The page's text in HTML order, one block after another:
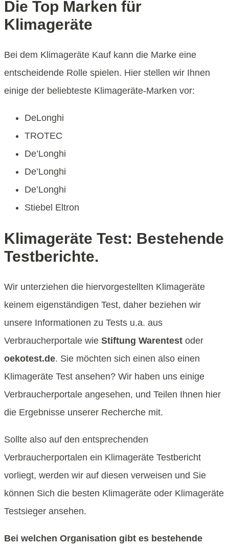
Die Top Marken für
Klimageräte
Bei dem Klimageräte Kauf kann die Marke eine
entscheidende Rolle spielen. Hier stellen wir Ihnen
einige der beliebteste Klimageräte-Marken vor:
DeLonghi
TROTEC
De’Longhi
De’Longhi
De’Longhi
Stiebel Eltron
Klimageräte Test: Bestehende
Testberichte.
Wir unterziehen die hiervorgestellten Klimageräte
keinem eigenständigen Test, daher beziehen wir
unsere Informationen zu Tests u.a. aus
Verbraucherportale wie Stiftung Warentest oder
oekotest.de. Sie möchten sich einen also einen
Klimageräte Test ansehen? Wir haben uns einige
Verbraucherportale angesehen, und Teilen Ihnen hier
die Ergebnisse unserer Recherche mit.
Sollte also auf den entsprechenden
Verbraucherportalen ein Klimageräte Testbericht
vorliegt, werden wir auf diesen verweisen und Sie
können Sich die besten Klimageräte oder Klimageräte
Testsieger ansehen.
Bei welchen Organisation gibt es bestehende